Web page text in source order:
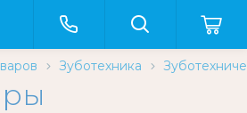
Зуботехника